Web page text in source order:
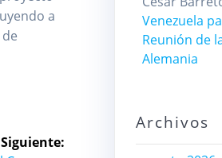
a
Siguiente:
Venezuela
Reunión de
Alemania
Archivos